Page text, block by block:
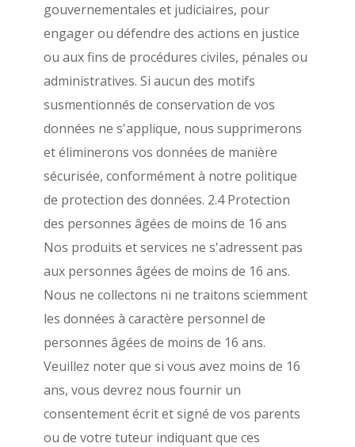
gouvernementales et judiciaires, pour
engager ou défendre des actions en justice
ou aux fins de procédures civiles, pénales ou
administratives. Si aucun des motifs
susmentionnés de conservation de vos
données ne s'applique, nous supprimerons
et éliminerons vos données de manière
sécurisée, conformément à notre politique
de protection des données. 2.4 Protection
des personnes âgées de moins de 16 ans
Nos produits et services ne s'adressent pas
aux personnes âgées de moins de 16 ans.
Nous ne collectons ni ne traitons sciemment
les données à caractère personnel de
personnes âgées de moins de 16 ans.
Veuillez noter que si vous avez moins de 16
ans, vous devrez nous fournir un
consentement écrit et signé de vos parents
ou de votre tuteur indiquant que ces